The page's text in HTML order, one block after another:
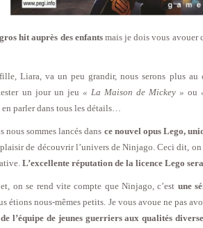
hit auprès des enfantsmais je dois vous avouer
Liara, va un peu grandir, nous serons plus au
un jour un jeu « La Maison de Mickey » ou
parler dans tous les détails…
nous sommes lancés dans ce nouvel opus Lego,
de découvrir l’univers de Ninjago. Ceci dit,
L’excellente réputation de la licence Lego
on se rend vite compte que Ninjago, c’est une
étions nous-mêmes petits. Je vous avoue ne pas
l’équipe de jeunes guerriers aux qualités